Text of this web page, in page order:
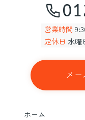
営業時間
定休日 水曜
メ
ホーム